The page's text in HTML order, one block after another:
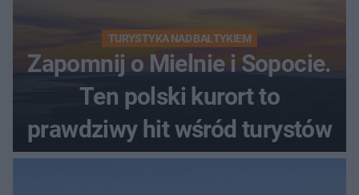
TURYSTYKA NAD BAŁTYKIEM
Zapomnij o Mielnie i Sopocie.
Ten polski kurort to
prawdziwy hit wśród turystów